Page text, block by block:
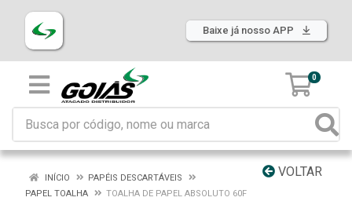
Baixe já nosso APP
0
VOLTAR
INÍCIO
PAPÉIS DESCARTÁVEIS
PAPEL TOALHA
TOALHA DE PAPEL ABSOLUTO 60F